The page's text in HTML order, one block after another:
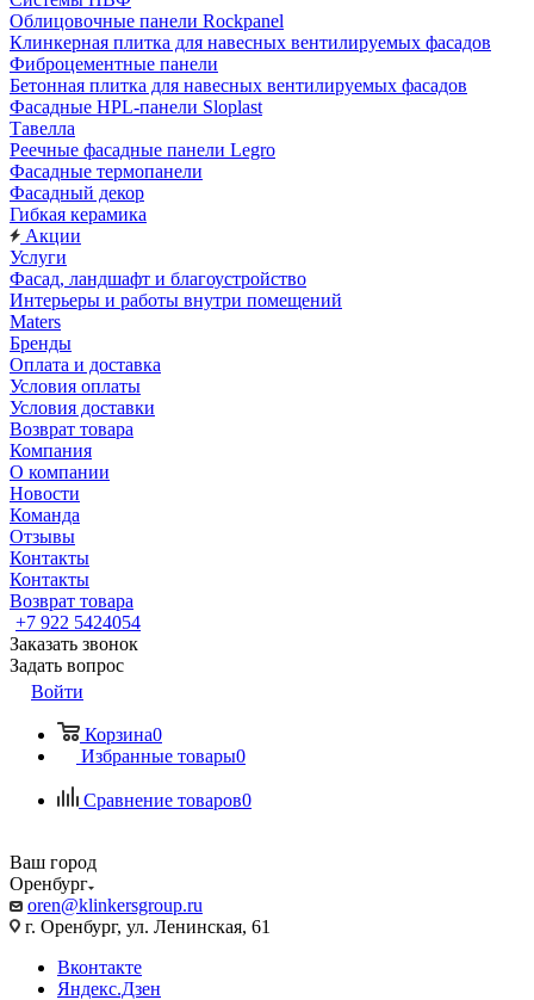
Облицовочные панели Rockpanel
Клинкерная плитка для навесных вентилируемых фасадов
Фиброцементные панели
Бетонная плитка для навесных вентилируемых фасадов
Фасадные HPL-панели Sloplast
Тавелла
Реечные фасадные панели Legro
Фасадные термопанели
Фасадный декор
Гибкая керамика
Акции
Услуги
Фасад, ландшафт и благоустройство
Интерьеры и работы внутри помещений
Maters
Бренды
Оплата и доставка
Условия оплаты
Условия доставки
Возврат товара
Компания
О компании
Новости
Команда
Отзывы
Контакты
Контакты
Возврат товара
+7 922 5424054
Заказать звонок
Задать вопрос
Войти
Корзина0
Избранные товары0
Сравнение товаров0
Ваш город
Оренбург
oren@klinkersgroup.ru
г. Оренбург, ул. Ленинская, 61
Вконтакте
Яндекс.Дзен